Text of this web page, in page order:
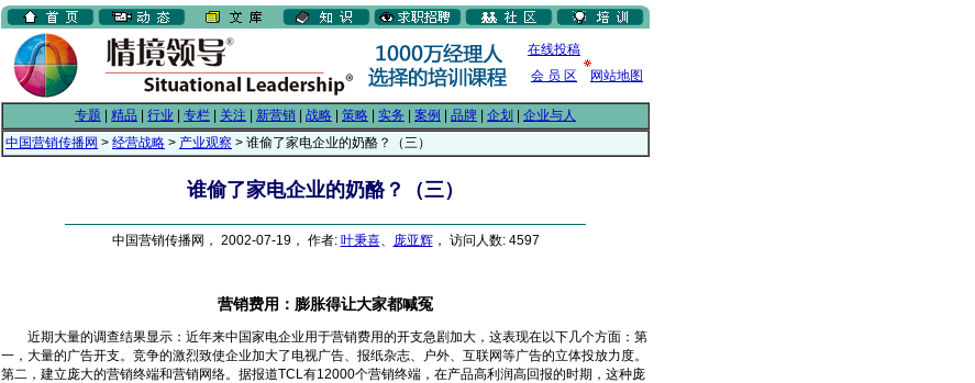
在线投稿
会 员 区
网站地图
专题 精品 行业 专栏 关注 新营销 战略 策略 实务 案例 品牌 企划
企业与人
中国营销传播网 > 经营战略 > 产业观察 > 谁偷了家电企业的奶酪？（三）
谁偷了家电企业的奶酪？（三）
中国营销传播网， 2002-07-19， 作者: 叶秉喜、 庞亚辉， 访问人数: 4597
营销费用：膨胀得让大家都喊冤
近期大量的调查结果显示：近年来中国家电企业用于营销费用的开支急剧加大，这表现在以下几个方面：第
一，大量的广告开支。竞争的激烈致使企业加大了电视广告、报纸杂志、户外、互联网等广告的立体投放力度。
第二，建立庞大的营销终端和营销网络。据报道TCL有12000个营销终端，在产品高利润高回报的时期，这种庞